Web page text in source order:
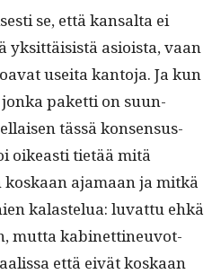
se, että kansalta ei
yksit­täi­sistä asioista, vaan
usei­ta kan­to­ja. Ja kun
jon­ka paket­ti on suun­
tässä kon­sen­sus­
oikeasti tietää mitä
aja­maan ja mitkä
kalastelua: luvat­tu ehkä
mut­ta kabi­net­tineu­vot­
että eivät koskaan